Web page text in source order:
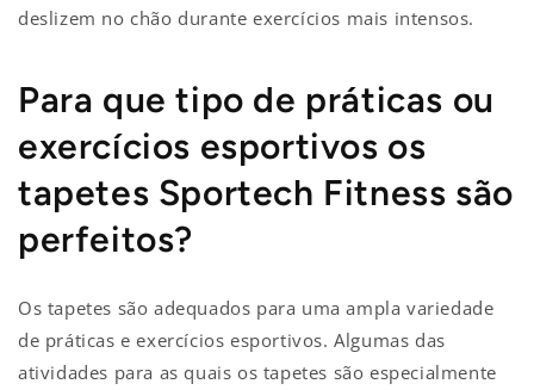
deslizem no chão durante exercícios mais intensos.
Para que tipo de práticas ou
exercícios esportivos os
tapetes Sportech Fitness são
perfeitos?
Os tapetes são adequados para uma ampla variedade
de práticas e exercícios esportivos. Algumas das
atividades para as quais os tapetes são especialmente